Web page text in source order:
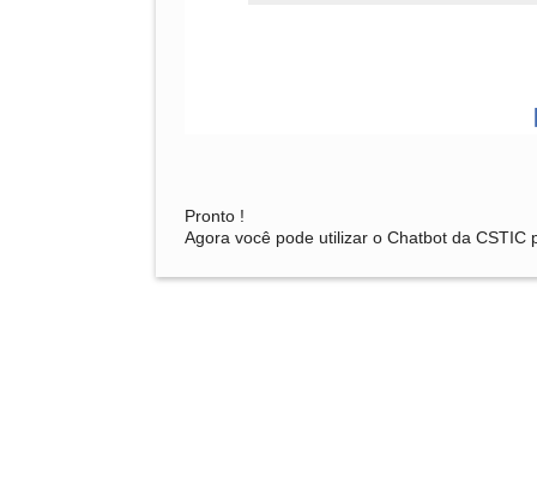
Pronto !
Agora você pode utilizar o Chatbot da CSTIC